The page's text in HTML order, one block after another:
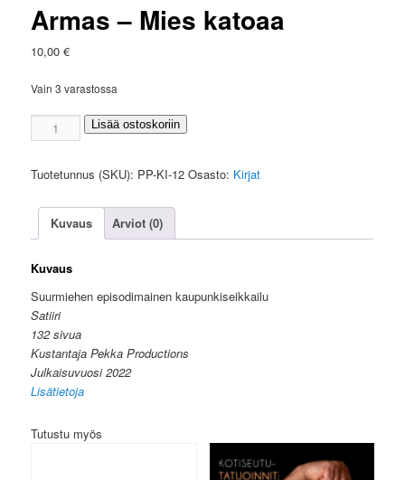
Armas – Mies katoaa
10,00€
Vain 3 varastossa
Armas
-
katoaa
Lisää ostoskoriin
Tuotetunnus (SKU): PP-KI-12 Osasto: Kirjat
Kuvaus Arviot (0)
Kuvaus
Suurmiehen episodimainen kaupunkiseikkailu
Satiiri
132 sivua
Kustantaja Pekka Productions
Julkaisuvuosi 2022
Lisätietoja
Tutustu myös